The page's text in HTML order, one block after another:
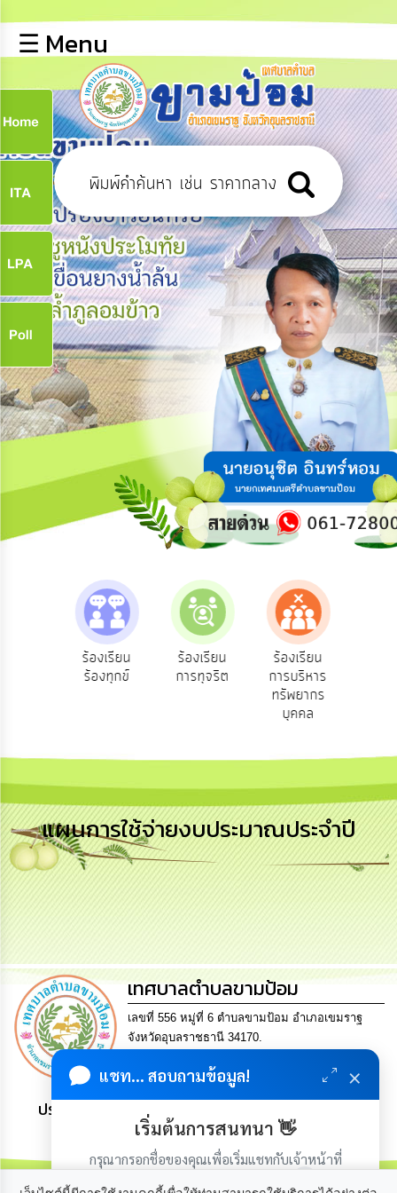
หลัก
ข้อมูล
พื้น
ฐาน
บุคลากร
ข่าว
ประชาสัมพันธ์
การ
ปฏิสัมพันธ์
ข้อมูล
รับ
ฟัง
ความ
คิด
เห็น
แผน
แผน
พัฒนา
บริหาร/
ทรัพยากร
ส่ง
เสริม
ความ
โปร่งใส
การ
จัด
ซื้อ
จัด
การ
เงิน
การ
คลัง
นโยบาย
No
Gift
การ
☰ Menu
ร้องเรียน
ร้องทุกข์
ร้องเรียน
การทุจริต
ร้องเรียน
การบริหาร
ทรัพยากร
บุคคล
แผนการใช้จ่ายงบประมาณประจำปี
แชท... สอบถามข้อมูล! ×
เริ่มต้นการสนทนา 👋
กรุณากรอกชื่อของคุณเพื่อเริ่มแชทกับเจ้าหน้าที่
เทศบาลตำบลขามป้อม
เลขที่ 556 หมู่ที่ 6 ตำบลขามป้อม อำเภอเขมราฐ
จังหวัดอุบลราชธานี 34170.
saraban@khampomcity.go.th
ประชาชน มีภูมิคุ้มกัน พึ่งพาตนเอง พอเพียง เป็นสุข